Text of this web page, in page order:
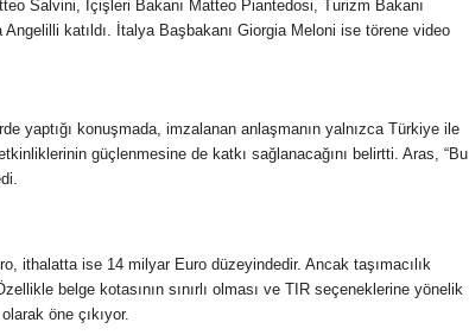
Salvini, İçişleri Bakanı Matteo Piantedosi, Turizm Bakanı
katıldı. İtalya Başbakanı Giorgia Meloni ise törene video
yaptığı konuşmada, imzalanan anlaşmanın yalnızca Türkiye ile
güçlenmesine de katkı sağlanacağını belirtti. Aras, “Bu
ithalatta ise 14 milyar Euro düzeyindedir. Ancak taşımacılık
belge kotasının sınırlı olması ve TIR seçeneklerine yönelik
öne çıkıyor.